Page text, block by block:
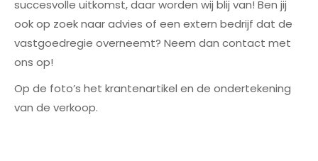
succesvolle uitkomst, daar worden wij blij van! Ben jij
ook op zoek naar advies of een extern bedrijf dat de
vastgoedregie overneemt? Neem dan contact met
ons op!
Op de foto’s het krantenartikel en de ondertekening
van de verkoop.